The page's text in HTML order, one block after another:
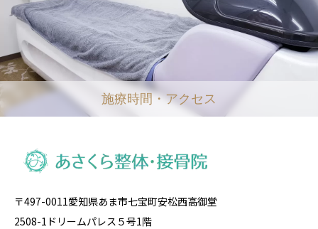
施療時間・アクセス
〒497-0011愛知県あま市七宝町安松西高御堂
2508-1ドリームパレス５号1階